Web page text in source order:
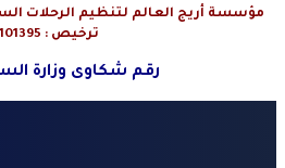
ترخيص : 73101395
رقم شكاوى وزارة